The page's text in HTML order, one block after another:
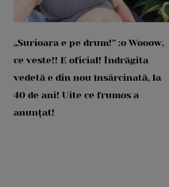
„Surioara e pe drum!” :o Wooow,
ce veste!! E oficial! Îndrăgita
vedetă e din nou însărcinată, la
40 de ani! Uite ce frumos a
anunțat!